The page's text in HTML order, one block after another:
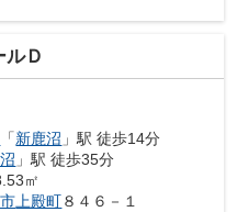
ルＤ
「新鹿沼 」駅 徒歩14分
」駅 徒歩35分
㎡
上殿町８４６－１